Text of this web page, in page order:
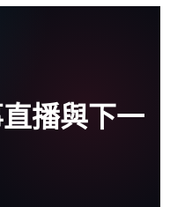
播與下一